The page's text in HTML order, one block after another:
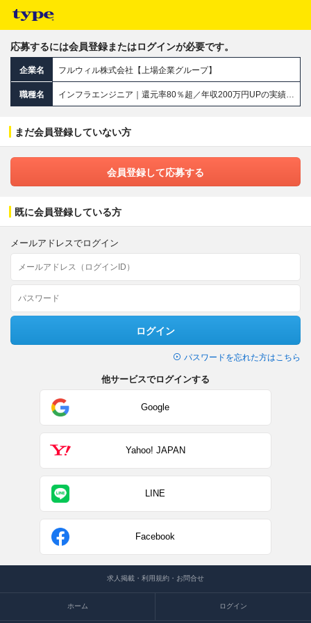
応募するには会員登録またはログインが必要です。
企業名 フルウィル株式会社【上場企業グループ】
職種名 インフラエンジニア｜還元率80％超／年収200万円UPの実績あり／年間休日130日／残業月平均7.2ｈ
まだ会員登録していない方
会員登録して応募する
既に会員登録している方
メールアドレスでログイン
ログイン
パスワードを忘れた方はこちら
他サービスでログインする
Google
Yahoo! JAPAN
LINE
Facebook
求人掲載・利用規約・お問合せ
ホーム ログイン